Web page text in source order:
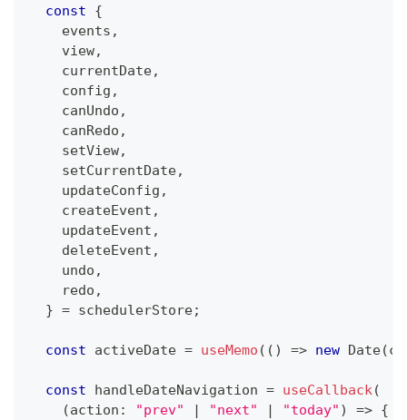
const
{
    events
,
    view
,
    currentDate
,
    config
,
    canUndo
,
    canRedo
,
    setView
,
    setCurrentDate
,
    updateConfig
,
    createEvent
,
    updateEvent
,
    deleteEvent
,
    undo
,
    redo
,
} = schedulerStore;
const activeDate = useMemo ( ( ) => new Date(
const handleDateNavigation = useCallback(
(action : "prev" | "next" | "today" ) => {